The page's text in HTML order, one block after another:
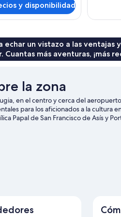
y disponibilidad
echar un vistazo a las ventajas
Cuantas más aventuras, ¡más
la zona
en el centro y cerca del
para los aficionados a la cultura
Papal de San Francisco de Asís y
también merecen la pena. ¡Saca